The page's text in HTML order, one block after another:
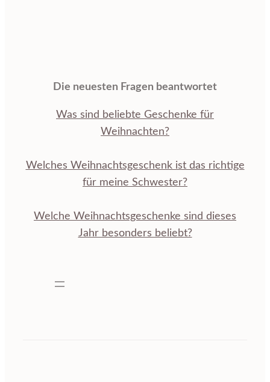
Die neuesten Fragen beantwortet
Was sind beliebte Geschenke für
Weihnachten?
Welches Weihnachtsgeschenk ist das richtige
für meine Schwester?
Welche Weihnachtsgeschenke sind dieses
Jahr besonders beliebt?